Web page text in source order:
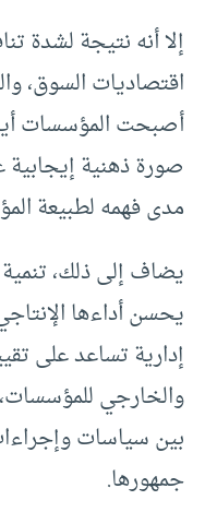
إلا أنه نتيجة لشدة
اقتصاديات السوق،
أصبحت المؤسسات
صورة ذهنية إيجابية
مدى فهمه لطبيعة
يضاف إلى ذلك، تنمية
يحسن أداءها
إدارية تساعد على
والخارجي
بين سياسات
جمهورها.